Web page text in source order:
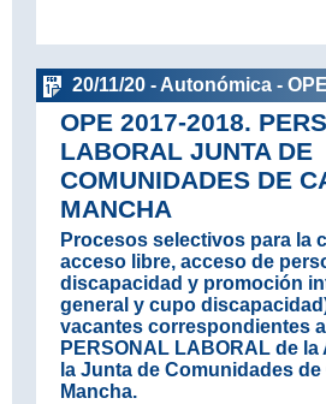
20/11/20 - Autonómica - OPE
OPE 2017-2018.
LABORAL JUNTA DE
COMUNIDADES DE
MANCHA
Procesos selectivos para la
acceso libre, acceso de
discapacidad y promoción
general y cupo
vacantes correspondientes
PERSONAL LABORAL de
la Junta de Comunidades
Mancha.